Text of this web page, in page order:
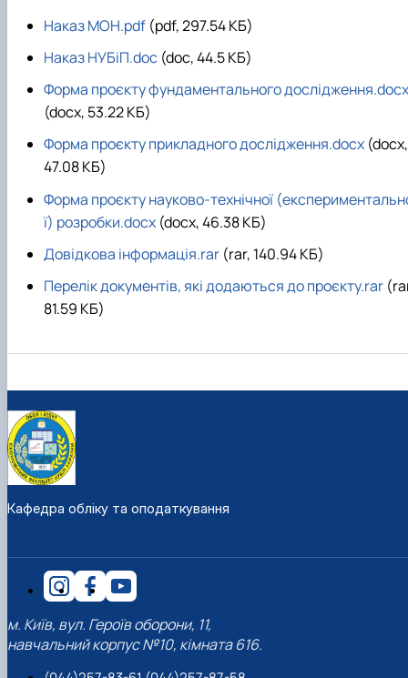
Наказ МОН.pdf (pdf, 297.54 КБ)
Наказ НУБіП.doc (doc, 44.5 КБ)
Форма проєкту фундаментального дослідження.docx
(docx, 53.22 КБ)
Форма проєкту прикладного дослідження.docx (docx,
47.08 КБ)
Форма проєкту науково-технічної
ї) розробки.docx (docx, 46.38 КБ)
Довідкова інформація.rar (rar, 140.94 КБ)
Перелік документів, які додаються до проєкту.rar
81.59 КБ)
Кафедра обліку та оподаткування
м. Київ, вул. Героїв оборони, 11,
навчальний корпус №10, кімната 616.